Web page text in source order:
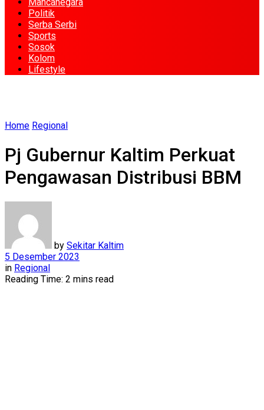
Politik
Serba Serbi
Sports
Sosok
Kolom
Lifestyle
Home Regional
Pj Gubernur Kaltim Perkuat
Pengawasan Distribusi BBM
by Sekitar Kaltim
5 Desember 2023
in Regional
Reading Time: 2 mins read